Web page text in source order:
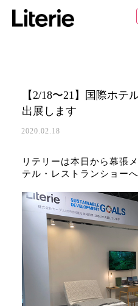
【2/18〜21】国際ホテ
出展します
2020.02.18
リテリーは本日から幕張
テル・レストランショー